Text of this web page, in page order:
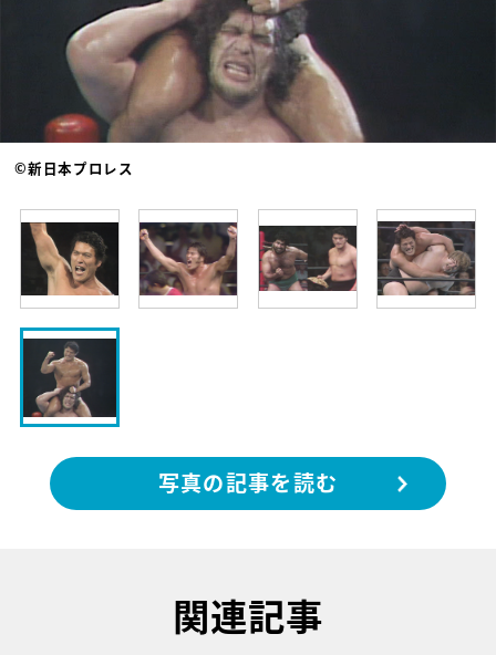
©新日本プロレス
写真の記事を読む
関連記事